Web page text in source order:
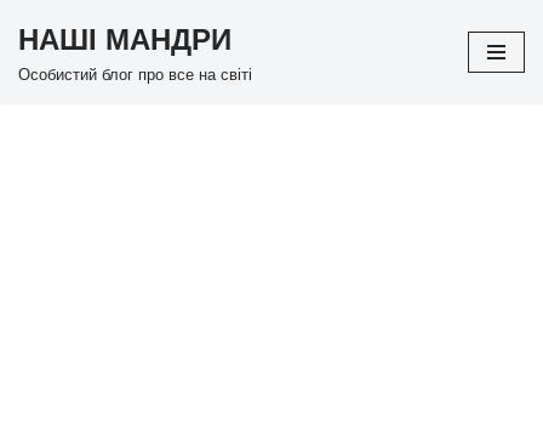
Перейти
НАШІ МАНДРИ
Особистий блог про все на світі